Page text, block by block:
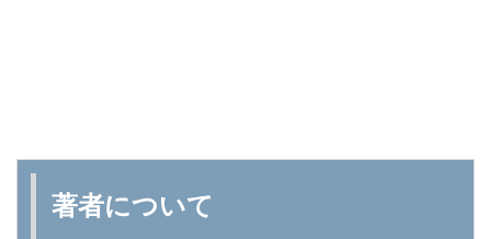
著者について